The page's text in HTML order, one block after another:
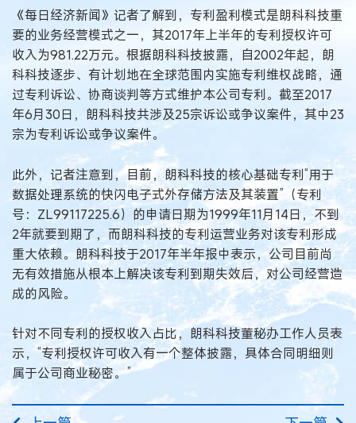
《每日经济新闻》记者了解到，专利盈利模式是朗科科技重
要的业务经营模式之一，其2017年上半年的专利授权许可
收入为981.22万元。根据朗科科技披露，自2002年起，朗
科科技逐步、有计划地在全球范围内实施专利维权战略，通
过专利诉讼、协商谈判等方式维护本公司专利。截至2017
年6月30日，朗科科技共涉及25宗诉讼或争议案件，其中23
宗为专利诉讼或争议案件。
此外，记者注意到，目前，朗科科技的核心基础专利“用于
数据处理系统的快闪电子式外存储方法及其装置”（专利
号：ZL99117225.6）的申请日期为1999年11月14日，不到
2年就要到期了，而朗科科技的专利运营业务对该专利形成
重大依赖。朗科科技于2017年半年报中表示，公司目前尚
无有效措施从根本上解决该专利到期失效后，对公司经营造
成的风险。
针对不同专利的授权收入占比，朗科科技董秘办工作人员表
示，“专利授权许可收入有一个整体披露，具体合同明细则
属于公司商业秘密。”